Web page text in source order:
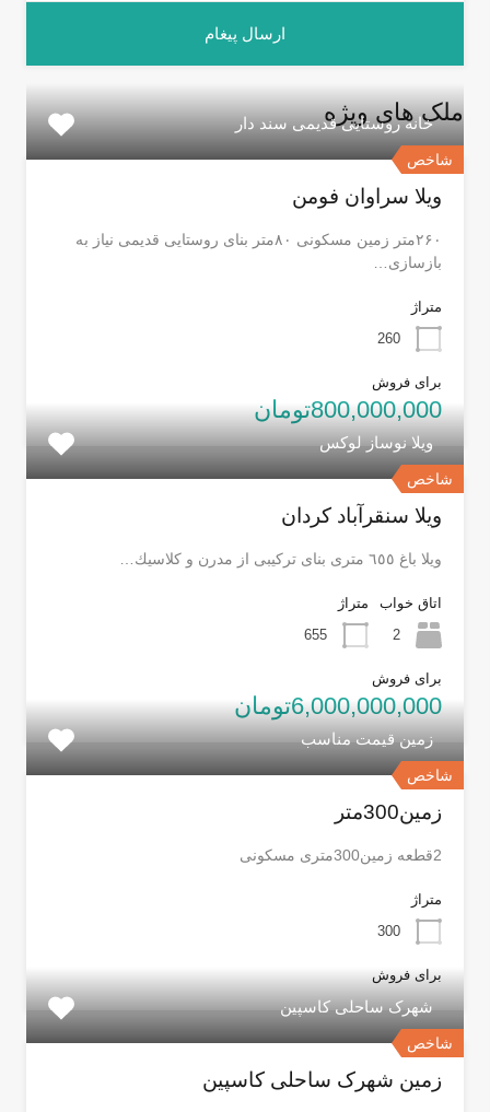
ملک های ویژه
شاخص
خانه روستایی قدیمی سند دار
ویلا سراوان فومن
۲۶۰متر زمین مسکونی ۸۰متر بنای روستایی قدیمی نیاز به
بازسازی…
متراژ
260
برای فروش
800,000,000تومان
شاخص
ویلا نوساز لوکس
ویلا سنقرآباد کردان
ويلا باغ ٦٥٥ مترى بناى تركيبى از مدرن و كلاسيك…
اتاق خواب
2
متراژ
655
برای فروش
6,000,000,000تومان
شاخص
زمین قیمت مناسب
زمین300متر
2قطعه زمین300متری مسکونی
متراژ
300
برای فروش
شاخص
شهرک ساحلی کاسپین
زمین شهرک ساحلی کاسپین